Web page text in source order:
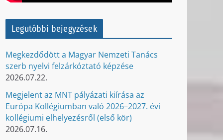
Legutóbbi bejegyzések
Megkezdődött a Magyar Nemzeti Tanács
szerb nyelvi felzárkóztató képzése
2026.07.22.
Megjelent az MNT pályázati kiírása az
Európa Kollégiumban való 2026–2027. évi
kollégiumi elhelyezésről (első kör)
2026.07.16.